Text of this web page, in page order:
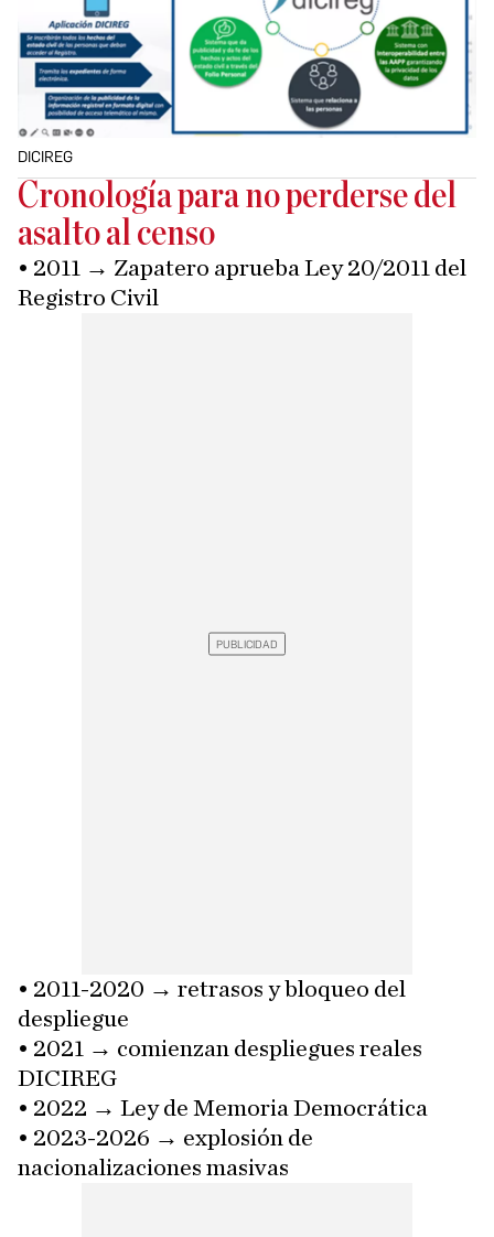
DICIREG
Cronología para no perderse del
asalto al censo
• 2011 → Zapatero aprueba Ley 20/2011 del
Registro Civil
• 2011-2020 → retrasos y bloqueo del
despliegue
• 2021 → comienzan despliegues reales
DICIREG
• 2022 → Ley de Memoria Democrática
• 2023-2026 → explosión de
nacionalizaciones masivas